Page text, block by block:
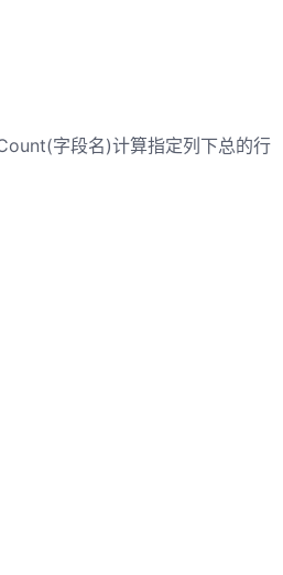
字段名)计算指定列下总的行